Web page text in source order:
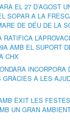
EL 27 D’AGOST
SOPAR A LA
DE DÉU DE LA
RATIFICA
AMB EL SUPORT
CHX
GRÀCIES A LES
ÈXIT LES
UN GRAN